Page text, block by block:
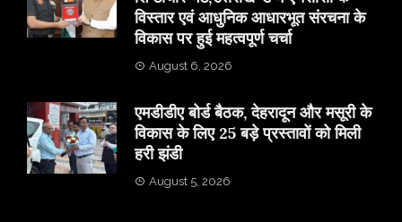
विस्तार एवं आधुनिक आधारभूत संरचना के
विकास पर हुई महत्वपूर्ण चर्चा
August 6, 2026
एमडीडीए बोर्ड बैठक, देहरादून और मसूरी के
विकास के लिए 25 बड़े प्रस्तावों को मिली
हरी झंडी
August 5, 2026